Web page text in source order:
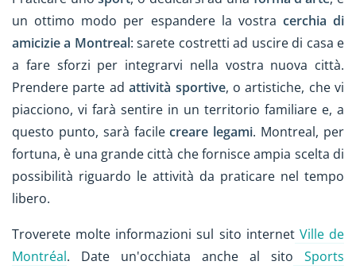
un ottimo modo per espandere la vostra cerchia di
amicizie a Montreal: sarete costretti ad uscire di casa e
a fare sforzi per integrarvi nella vostra nuova città.
Prendere parte ad attività sportive, o artistiche, che vi
piacciono, vi farà sentire in un territorio familiare e, a
questo punto, sarà facilecreare legami. Montreal, per
fortuna, è una grande città che fornisce ampia scelta di
possibilità riguardo le attività da praticare nel tempo
libero.
Troverete molte informazioni sul sito internetVille de
Montréal. Date un'occhiata anche al sito Sports